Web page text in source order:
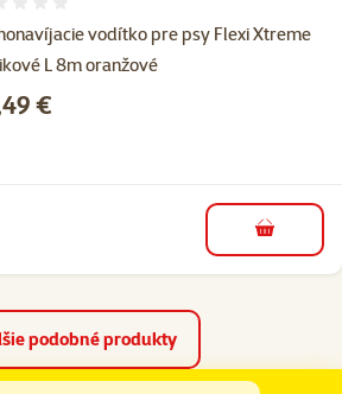
vodítko pre psy Flexi Xtreme
L 8m oranžové
€
do košíka
podobné produkty